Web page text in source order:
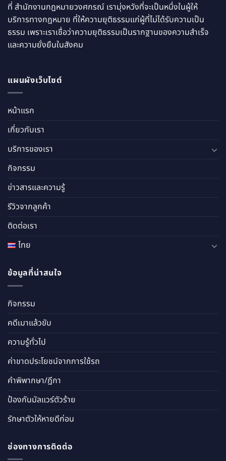
ที่ สำนักงานกฎหมายวงศกรณ์ เรามุ่งหวังที่จะเป็นหนึ่งในผู้ให้
บริการทางกฎหมาย ที่ให้ความยุติธรรมแก่ผู้ที่ไม่ได้รับความเป็น
ธรรม เพราะเราเชื่อว่าความยุติธรรมเป็นรากฐานของความสำเร็จ
และความยั่งยืนในสังคม
แผนผังเว็บไซต์
หน้าแรก
เกี่ยวกับเรา
บริการของเรา
กิจกรรม
ข่าวสารและความรู้
รีวิวจากลูกค้า
ติดต่อเรา
ไทย
ข้อมูลที่น่าสนใจ
กิจกรรม
คดีเมาแล้วขับ
ความรู้ทั่วไป
ค่าขาดประโยชน์จากการใช้รถ
คำพิพากษา/ฎีกา
ป้องกันมัลแวร์ตัวร้าย
รักษาตัวให้หายดีก่อน
ช่องทางการติดต่อ